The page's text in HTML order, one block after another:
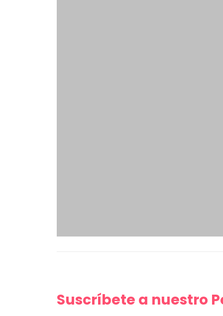
Suscríbete a nuestro